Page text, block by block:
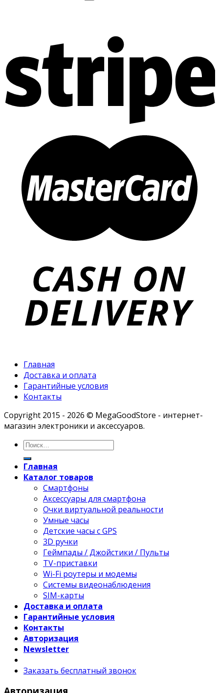
Главная
Доставка и оплата
Гарантийные условия
Контакты
Copyright 2015 - 2026 © MegaGoodStore - интернет-
магазин электроники и аксессуаров.
Главная
Каталог товаров
Смартфоны
Аксессуары для смартфона
Очки виртуальной реальности
Умные часы
Детские часы с GPS
3D ручки
Геймпады / Джойстики / Пульты
TV-приставки
Wi-Fi роутеры и модемы
Системы видеонаблюдения
SIM-карты
Доставка и оплата
Гарантийные условия
Контакты
Авторизация
Newsletter
Заказать бесплатный звонок